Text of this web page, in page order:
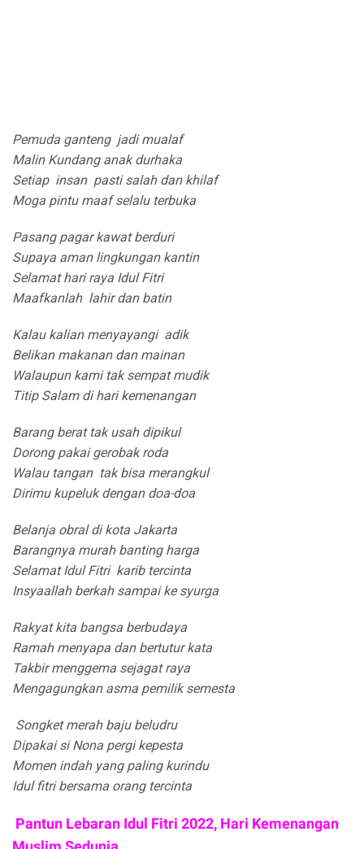
Pemuda ganteng jadi mualaf
Malin Kundang anak durhaka
Setiap insan pasti salah dan khilaf
Moga pintu maaf selalu terbuka
Pasang pagar kawat berduri
Supaya aman lingkungan kantin
Selamat hari raya Idul Fitri
Maafkanlah lahir dan batin
Kalau kalian menyayangi adik
Belikan makanan dan mainan
Walaupun kami tak sempat mudik
Titip Salam di hari kemenangan
Barang berat tak usah dipikul
Dorong pakai gerobak roda
Walau tangan tak bisa merangkul
Dirimu kupeluk dengan doa-doa
Belanja obral di kota Jakarta
Barangnya murah banting harga
Selamat Idul Fitri karib tercinta
Insyaallah berkah sampai ke syurga
Rakyat kita bangsa berbudaya
Ramah menyapa dan bertutur kata
Takbir menggema sejagat raya
Mengagungkan asma pemilik semesta
Songket merah baju beludru
Dipakai si Nona pergi kepesta
Momen indah yang paling kurindu
Idul fitri bersama orang tercinta
Pantun Lebaran Idul Fitri 2022, Hari Kemenangan